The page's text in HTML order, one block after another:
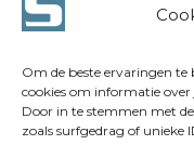
Om de beste ervaringen
cookies om informatie
Door in te stemmen met
zoals surfgedrag of unieke